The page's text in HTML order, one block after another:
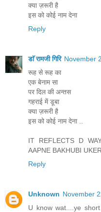
क्या ज़रूरी है
इस को कोई नाम देना
Reply
डाॅ रामजी गिरि November
रूह से रूह का
एक बेनाम सा
पर दिल की अन्तस
गहराई में डूबा
क्या ज़रूरी है
इस को कोई नाम देना ..
IT REFLECTS D
AAPNE BAKHUBI
Reply
Unknown November
U know wat....ye